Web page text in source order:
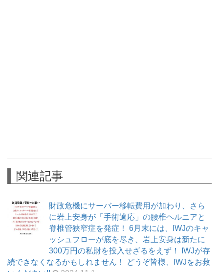
関連記事
財政危機にサーバー移転費用が加わり、さら
に岩上安身が「手術適応」の腰椎ヘルニアと
脊椎管狭窄症を発症！ 6月末には、IWJのキャ
ッシュフローが底を尽き、岩上安身は新たに
300万円の私財を投入せざるをえず！ IWJが存
続できなくなるかもしれません！ どうぞ皆様、IWJをお救